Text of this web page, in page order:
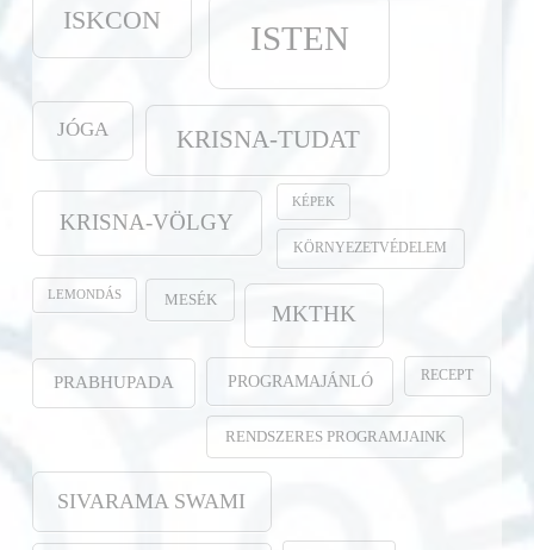
ISKCON ISTEN
JÓGA KRISNA-TUDAT
KRISNA-VÖLGY
KÉPEK
KÖRNYEZETVÉDELEM
LEMONDÁS MESÉK
MKTHK
PRABHUPADA PROGRAMAJÁNLÓ RECEPT
RENDSZERES PROGRAMJAINK
SIVARAMA SWAMI